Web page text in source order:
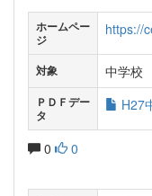
ホームペー
ジ
https://
対象 中学校
ＰＤＦデー
タ
H27
0 0